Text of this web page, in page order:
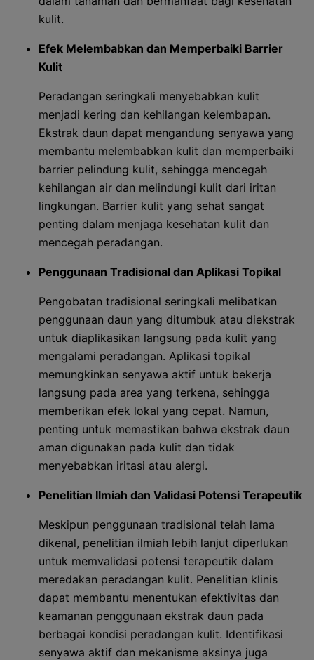
kulit.
Efek Melembabkan dan Memperbaiki Barrier
Kulit
Peradangan seringkali menyebabkan kulit
menjadi kering dan kehilangan kelembapan.
Ekstrak daun dapat mengandung senyawa yang
membantu melembabkan kulit dan memperbaiki
barrier pelindung kulit, sehingga mencegah
kehilangan air dan melindungi kulit dari iritan
lingkungan. Barrier kulit yang sehat sangat
penting dalam menjaga kesehatan kulit dan
mencegah peradangan.
Penggunaan Tradisional dan Aplikasi Topikal
Pengobatan tradisional seringkali melibatkan
penggunaan daun yang ditumbuk atau diekstrak
untuk diaplikasikan langsung pada kulit yang
mengalami peradangan. Aplikasi topikal
memungkinkan senyawa aktif untuk bekerja
langsung pada area yang terkena, sehingga
memberikan efek lokal yang cepat. Namun,
penting untuk memastikan bahwa ekstrak daun
aman digunakan pada kulit dan tidak
menyebabkan iritasi atau alergi.
Penelitian Ilmiah dan Validasi Potensi Terapeutik
Meskipun penggunaan tradisional telah lama
dikenal, penelitian ilmiah lebih lanjut diperlukan
untuk memvalidasi potensi terapeutik dalam
meredakan peradangan kulit. Penelitian klinis
dapat membantu menentukan efektivitas dan
keamanan penggunaan ekstrak daun pada
berbagai kondisi peradangan kulit. Identifikasi
senyawa aktif dan mekanisme aksinya juga